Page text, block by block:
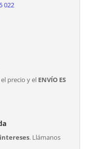
022
precio y el ENVÍO ES
. Llámanos